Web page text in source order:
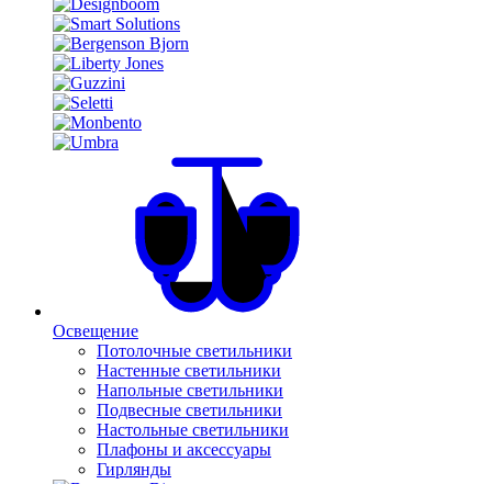
Освещение
Потолочные светильники
Настенные светильники
Напольные светильники
Подвесные светильники
Настольные светильники
Плафоны и аксессуары
Гирлянды